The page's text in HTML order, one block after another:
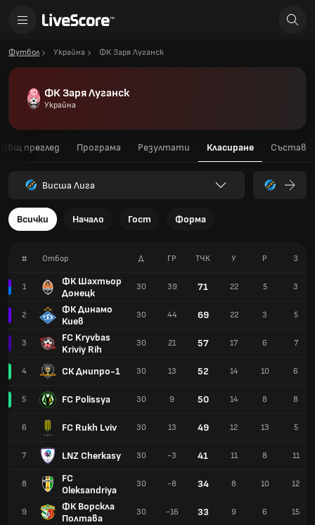
Футбол Украйна ФК Заря Луганск
ФК Заря Луганск
Украйна
Общ преглед Програма Резултати Класиране Състав
Висша Лига
Всички Начало Гост Форма
# Отбор
1
ФК Шахтьор
Донецк
2
ФК Динамо
Киев
3
FC Kryvbas
Kriviy Rih
4 СК Днипро-1
5 FC Polissya
6 FC Rukh Lviv
7 LNZ Cherkasy
8
FC
Oleksandriya
9
ФК Ворскла
Полтава
Д ГР TЧК У Р З
30 39 71 22 5 3
30 44 69 22 3 5
30 21 57 17 6 7
30 13 52 14 10 6
30 9 50 14 8 8
30 13 49 12 13 5
30 -3 41 11 8 11
30 -8 34 8 10 12
30 -16 33 9 6 15